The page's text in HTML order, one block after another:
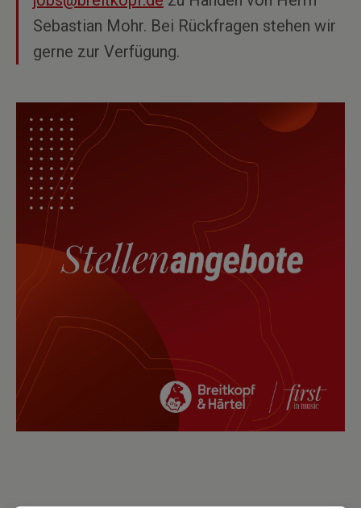
Sebastian Mohr. Bei Rückfragen stehen wir
gerne zur Verfügung.